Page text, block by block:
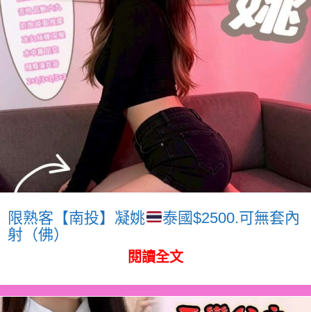
限熟客【南投】凝姚
泰國$2500.可無套內
射（佛）
閱讀全文